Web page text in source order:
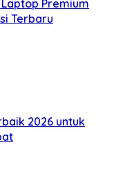
Premium
Terbaru
2026 untuk